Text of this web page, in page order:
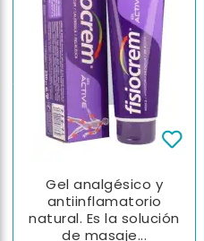
Gel analgésico y
antiinflamatorio
natural. Es la solución